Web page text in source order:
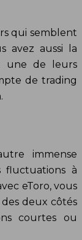
qui semblent
avez aussi la
une de leurs
de trading
immense
fluctuations à
eToro, vous
deux côtés
courtes ou